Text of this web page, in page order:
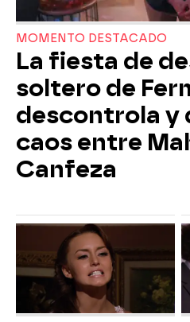
MOMENTO DESTACADO
La fiesta de
soltero de
descontrola y
caos entre
Canfeza